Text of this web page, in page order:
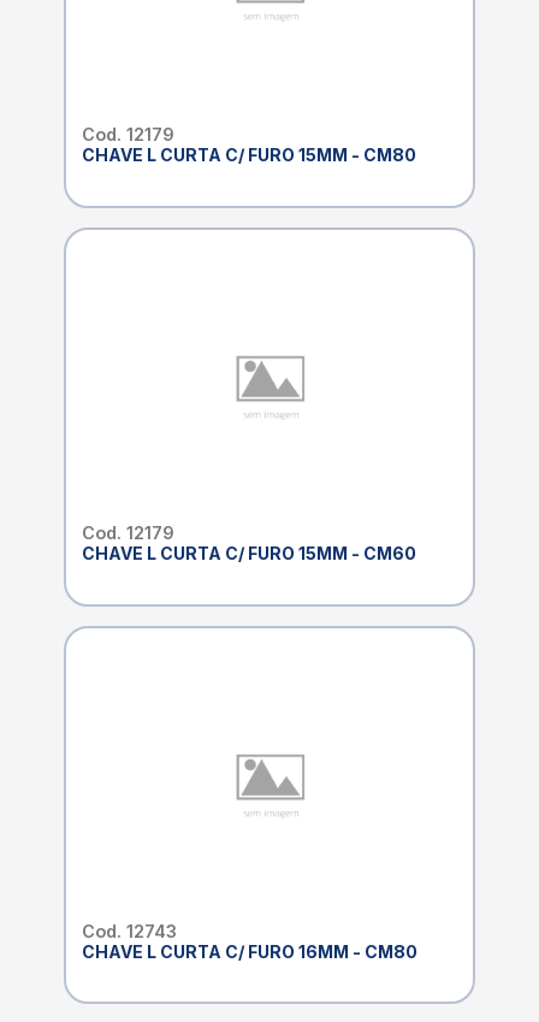
Cod. 12179
CHAVE L CURTA C/ FURO 15MM - CM80
Cod. 12179
CHAVE L CURTA C/ FURO 15MM - CM60
Cod. 12743
CHAVE L CURTA C/ FURO 16MM - CM80